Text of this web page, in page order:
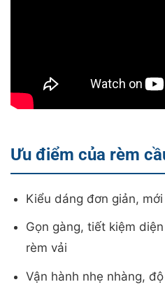
Ưu điểm của rèm
Kiểu dáng đơn giản,
Gọn gàng, tiết kiệm
rèm vải
Vận hành nhẹ nhàng,